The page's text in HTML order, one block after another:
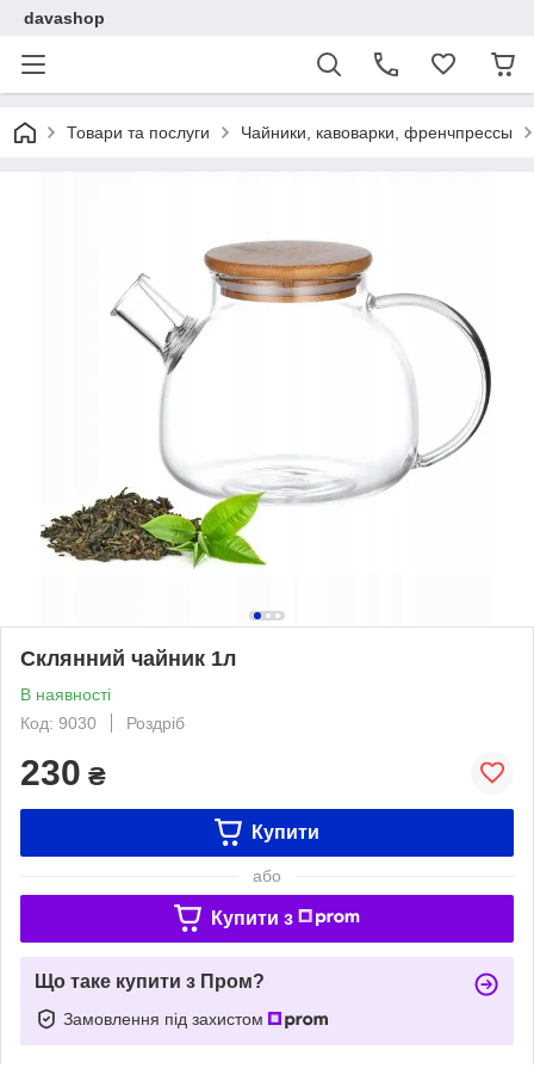
davashop
Товари та послуги Чайники, кавоварки, френчпрессы
Склянний чайник 1л
В наявності
Код: 9030
Роздріб
230 ₴
Купити
або
Купити з
Що таке купити з Пром?
Замовлення під захистом